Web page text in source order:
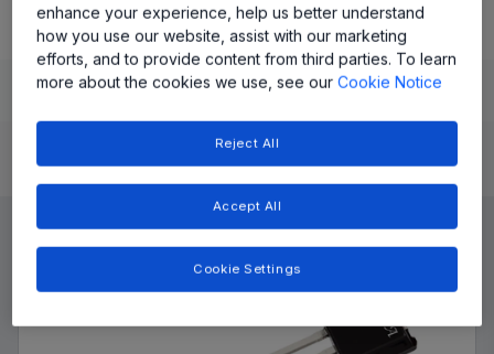
LearnEvaluate and DesignDocumentation and Resources
Product Details
enhance your experience, help us better understand
how you use our website, assist with our marketing
efforts, and to provide content from third parties. To learn
more about the cookies we use, see ourCookie Notice
Reject All
Accept All
Cookie Settings